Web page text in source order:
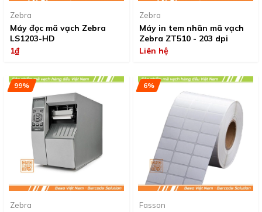
Zebra
Máy đọc mã vạch Zebra
LS1203-HD
1₫
Zebra
Máy in tem nhãn mã vạch
Zebra ZT510 - 203 dpi
Liên hệ
99%
Zebra
6%
Fasson